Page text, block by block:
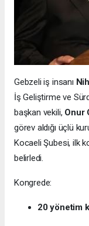
Gebzeli iş insanı
İş Geliştirme ve
başkan vekili, Onur
görev aldığı üçlü
Kocaeli Şubesi, ilk
belirledi.
Kongrede:
20 yönetim